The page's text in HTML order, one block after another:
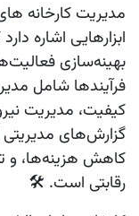
مدیریت کارخانه‌
ابزارهایی اشاره
بهینه‌سازی
فرآیندها شامل
کیفیت، مدیریت
گزارش‌های
کاهش هزینه‌ها،
رقابتی است. 🛠️